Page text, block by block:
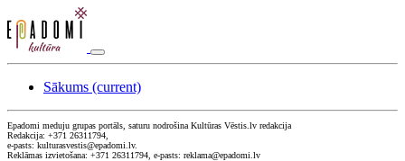
Sākums (current)
Epadomi meduju grupas portāls, saturu nodrošina Kultūras Vēstis.lv redakcija
Redakcija: +371 26311794,
e-pasts: kulturasvestis@epadomi.lv.
Reklāmas izvietošana: +371 26311794, e-pasts: reklama@epadomi.lv